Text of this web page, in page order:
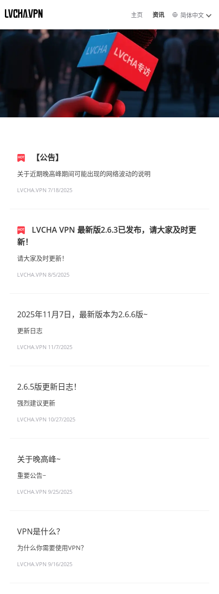
主页 资讯 简体中文
【公告】
关于近期晚高峰期间可能出现的网络波动的说明
LVCHA.VPN 7/18/2025
LVCHA VPN 最新版2.6.3已发布，请大家及时更
新！
请大家及时更新！
LVCHA.VPN 8/5/2025
2025年11月7日，最新版本为2.6.6版~
更新日志
LVCHA.VPN 11/7/2025
2.6.5版更新日志！
强烈建议更新
LVCHA.VPN 10/27/2025
关于晚高峰~
重要公告~
LVCHA.VPN 9/25/2025
VPN是什么？
为什么你需要使用VPN？
LVCHA.VPN 9/16/2025